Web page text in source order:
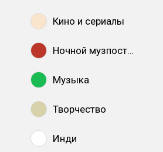
Кино и сериалы
Ночной музпостинг
Музыка
Творчество
Инди